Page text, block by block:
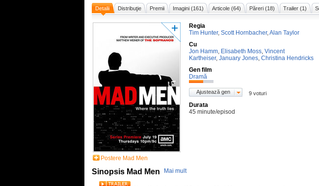
Detalii Distribuţie Premii Imagini (161) Articole (64) Păreri (18) Trailer (1)
Postere Mad Men
Regia
Tim Hunter, Scott Hornbacher,Alan Taylor
Cu
Jon Hamm, Elisabeth Moss, Vincent
Kartheiser, January Jones, Christina Hendricks
Gen film
Dramă
Ajustează gen 9 voturi
Durata
45 minute/episod
Sinopsis Mad Men Mai mult